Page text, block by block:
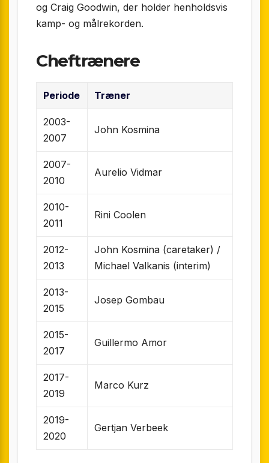
og Craig Goodwin, der holder henholdsvis
kamp- og målrekorden.
Cheftrænere
Periode Træner
2003-
2007
John Kosmina
2007-
2010
Aurelio Vidmar
2010-
2011
Rini Coolen
2012-
2013
John Kosmina (caretaker) /
Michael Valkanis (interim)
2013-
2015
Josep Gombau
2015-
2017
Guillermo Amor
2017-
2019
Marco Kurz
2019-
2020
Gertjan Verbeek